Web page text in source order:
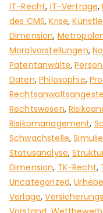
IT-Recht, IT-Verträge,
des CMS,Krise,
Dimension,
Moralvorstellungen,
Patentanwälte,
Daten,Philosophie,
Rechtswesen,
Risikomanagement,
Schwachstelle,
Statusanalyse,
Dimension, TK-Recht,
Uncategorized,
Verlage,